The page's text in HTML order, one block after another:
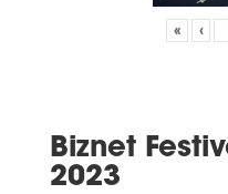
« ‹
Biznet
2023